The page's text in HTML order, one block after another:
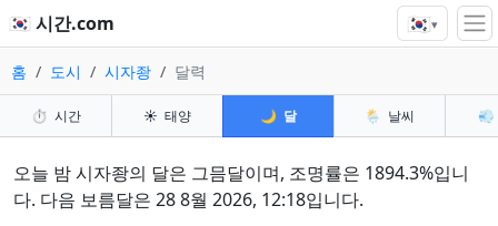
🇰🇷 시간.com 🇰🇷▾
홈 도시 시자좡 달력
⏱️ 시간 ☀️ 태양 🌙 달 🌦️ 날씨 💨
오늘 밤 시자좡의 달은 그믐달이며, 조명률은 1894.3%입니
다. 다음 보름달은 28 8월 2026, 12:18입니다.